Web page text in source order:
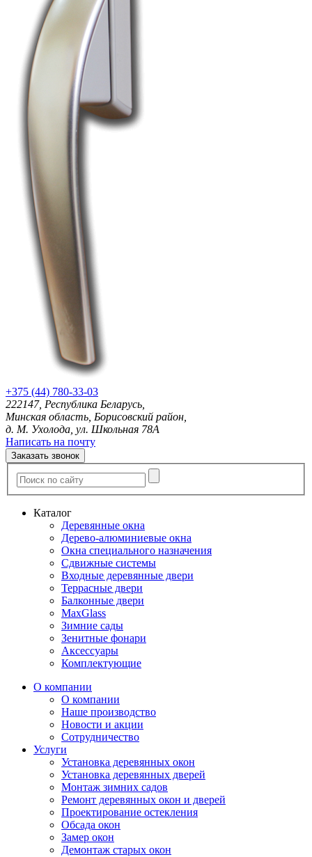
+375 (44) 780-33-03
222147, Республика Беларусь,
Минская область, Борисовский район,
д. М. Ухолода, ул. Школьная 78А
Написать на почту
Заказать звонок
Каталог
Деревянные окна
Дерево-алюминиевые окна
Окна специального назначения
Сдвижные системы
Входные деревянные двери
Террасные двери
Балконные двери
MaxGlass
Зимние сады
Зенитные фонари
Аксессуары
Комплектующие
О компании
О компании
Наше производство
Новости и акции
Сотрудничество
Услуги
Установка деревянных окон
Установка деревянных дверей
Монтаж зимних садов
Ремонт деревянных окон и дверей
Проектирование остекления
Обсада окон
Замер окон
Демонтаж старых окон